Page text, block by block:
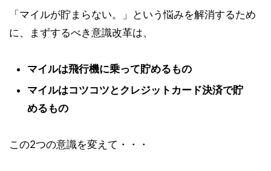
「マイルが貯まらない。」という悩みを解消するため
に、まずするべき意識改革は、
マイルは飛行機に乗って貯めるもの
マイルはコツコツとクレジットカード決済で貯
めるもの
この2つの意識を変えて・・・